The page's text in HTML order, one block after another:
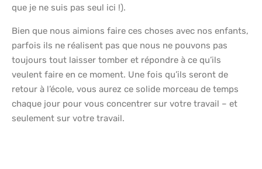
que je ne suis pas seul ici !).
Bien que nous aimions faire ces choses avec nos enfants,
parfois ils ne réalisent pas que nous ne pouvons pas
toujours tout laisser tomber et répondre à ce qu’ils
veulent faire en ce moment. Une fois qu’ils seront de
retour à l’école, vous aurez ce solide morceau de temps
chaque jour pour vous concentrer sur votre travail – et
seulement sur votre travail.